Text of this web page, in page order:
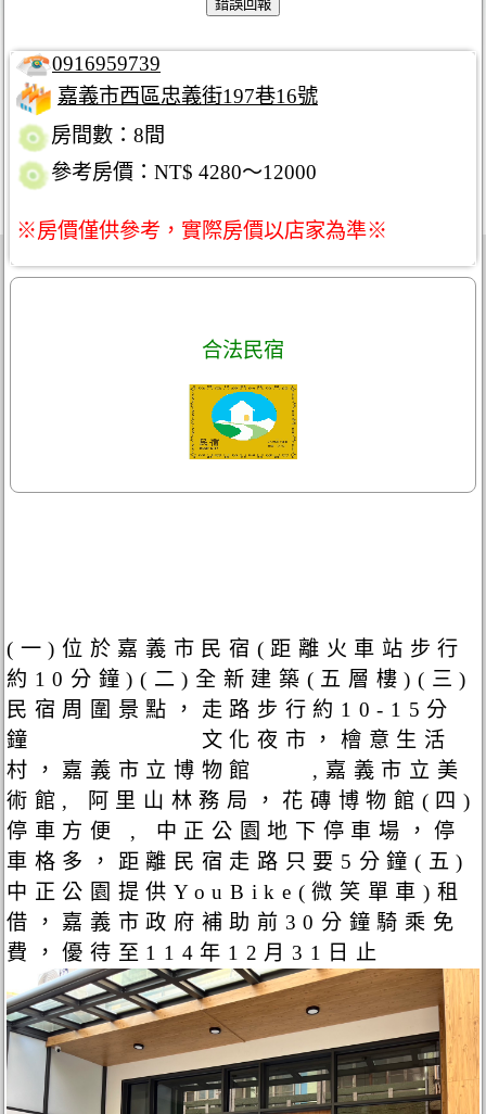
0916959739
嘉義市西區忠義街197巷16號
房間數：8間
參考房價：NT$ 4280～12000
※房價僅供參考，實際房價以店家為準※
合法民宿
(一)位於嘉義市民宿(距離火車站步行
約10分鐘)(二)全新建築(五層樓)(三)
民宿周圍景點，走路步行約10-15分
鐘 文化夜市，檜意生活
村，嘉義市立博物館 ,嘉義市立美
術館, 阿里山林務局，花磚博物館(四)
停車方便 , 中正公園地下停車場，停
車格多，距離民宿走路只要5分鐘(五)
中正公園提供YouBike(微笑單車)租
借，嘉義市政府補助前30分鐘騎乘免
費，優待至114年12月31日止